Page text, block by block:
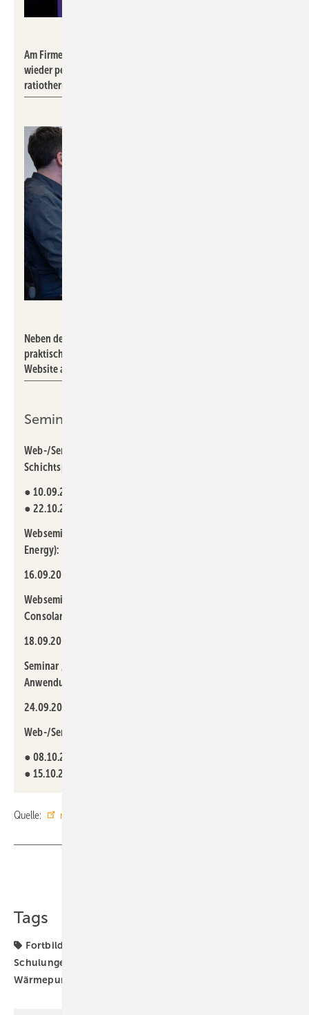
Am Firmenstandort im oberbayrischen Dollnstein finden
wieder persönliche Vor-Ort-Schulungen mit erfahrenen
ratiotherm Experten statt.
Neben den Live-Webseminaren gibt es weiterhin zahlreiche
praktische Webcasts, die rund um die Uhr über die ratiotherm-
Website abrufbar sind.
Seminar-Termine 2025:
Web-/Seminar „ratiotherm Portfolio mit Oskar
Schichtspeicher“:
● 10.09.2025
● 22.10.2025
Webseminar „Hybrides Heizen“ (in Kooperation mit Tyczka
Energy):
16.09.2025
Webseminar „PVT & Wärmepumpe“ (in Kooperation mit
Consolar):
18.09.2025
Seminar „Wärmepumpen und ihre
Anwendungsmöglichkeiten“:
24.09.2025
Web-/Seminar „Regeltechnik“:
● 08.10.2025
● 15.10.2025
Quelle: ratiotherm
Tags
Fortbildung
Schulungen
Wärmepumpe